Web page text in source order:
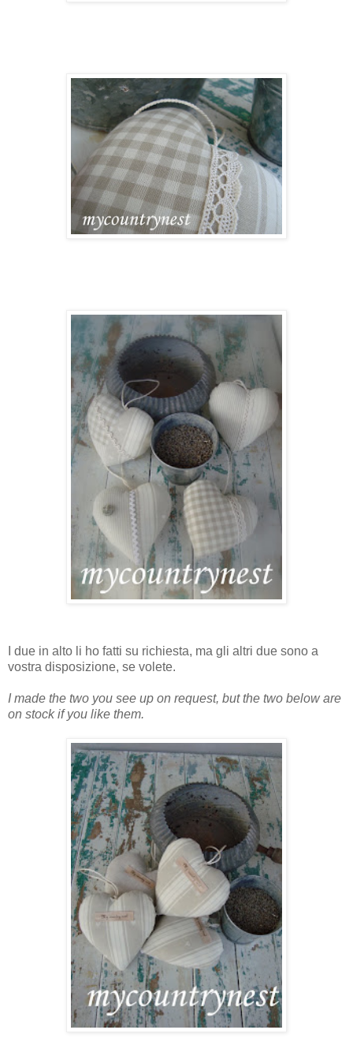
I due in alto li ho fatti su richiesta, ma gli altri due sono a
vostra disposizione, se volete.
I made the two you see up on request, but the two below are
on stock if you like them.